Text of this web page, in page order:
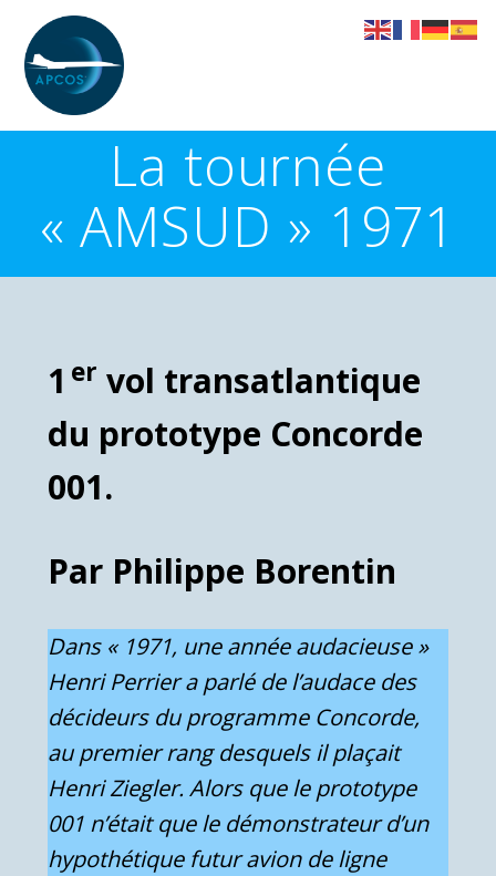
La tournée
« AMSUD » 1971
1 er vol transatlantique
du prototype Concorde
001.
Par Philippe Borentin
Dans « 1971, une année audacieuse »
Henri Perrier a parlé de l’audace des
décideurs du programme Concorde,
au premier rang desquels il plaçait
Henri Ziegler. Alors que le prototype
001 n’était que le démonstrateur d’un
hypothétique futur avion de ligne